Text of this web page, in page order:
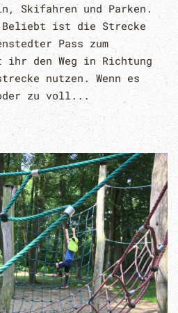
Skifahren und Parken.
Beliebt ist die Strecke
Pass zum
ihr den Weg in Richtung
nutzen. Wenn es
zu voll...